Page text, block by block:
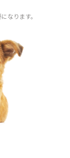
なります。